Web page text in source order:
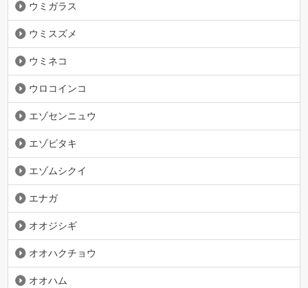
ウミガラス
ウミスズメ
ウミネコ
ウロコインコ
エゾセンニュウ
エゾビタキ
エゾムシクイ
エナガ
オオジシギ
オオハクチョウ
オオハム